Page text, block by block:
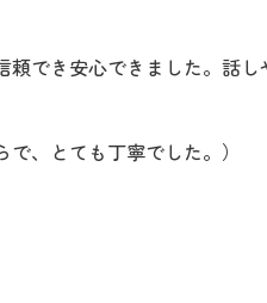
でき安心できました。話し
、とても丁寧でした。）